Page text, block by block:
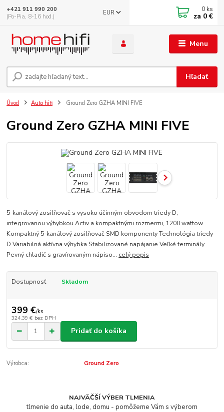
Menu
EUR
Hľadať
+421 911 990 200
(Po-Pia, 8-16 hod.)
0 ks
za 0 €
Úvod Auto hifi Ground Zero GZHA MINI FIVE
Ground Zero GZHA MINI FIVE
5-kanálový zosilňovač s vysoko účinným obvodom triedy D,
integrovanou výhybkou Activ a kompaktnými rozmermi, 1200 wattow
Kompaktný 5-kanálový zosilňovač SMD komponenty Technológia triedy
D Variabilná aktívna výhybka Stabilizované napájanie Veľké terminály
Pevný chladič s gravírovaným nápiso... celý popis
Dostupnosť Skladom
399 €/ks
324,39 € bez DPH
Pridať do košíka
Výrobca: Ground Zero
NAJVÄČŠÍ VÝBER TLMENIA
tlmenie do auta, lode, domu - pomôžeme Vám s výberom